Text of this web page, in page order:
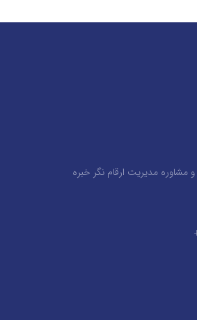
مدیریت ارقام نگر خبره